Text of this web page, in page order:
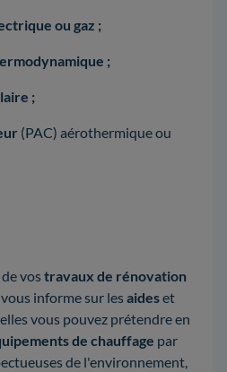
ou gaz ;
;
;
(PAC) aérothermique ou
vostravaux de rénovation
informe sur lesaideset
vous pouvez prétendre en
de chauffage par
de l'environnement,